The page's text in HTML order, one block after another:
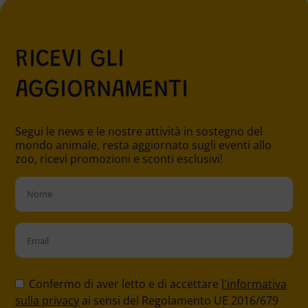
RICEVI GLI
AGGIORNAMENTI
Segui le news e le nostre attività in sostegno del
mondo animale, resta aggiornato sugli eventi allo
zoo, ricevi promozioni e sconti esclusivi!
leave
this
Confermo di aver letto e di accettare l'informativa
sulla privacy ai sensi del Regolamento UE 2016/679